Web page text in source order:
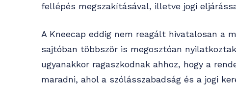
fellépés megszakításával, illetve jogi
A Kneecap eddig nem reagált hivatalosan a
sajtóban többször is megosztóan
ugyanakkor ragaszkodnak ahhoz, hogy a
maradni, ahol a szólásszabadság és a jogi